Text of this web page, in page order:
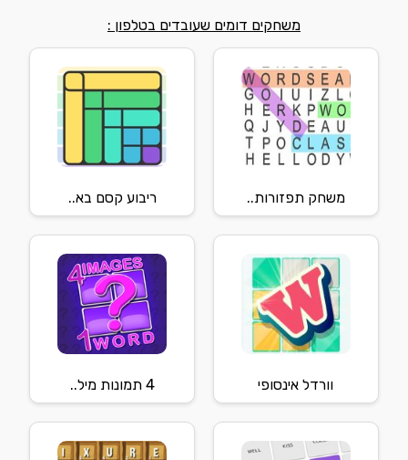
משחקים דומים שעובדים בטלפון :
משחק תפזורות.. ריבוע קסם בא..
וורדל אינסופי 4 תמונות מיל..